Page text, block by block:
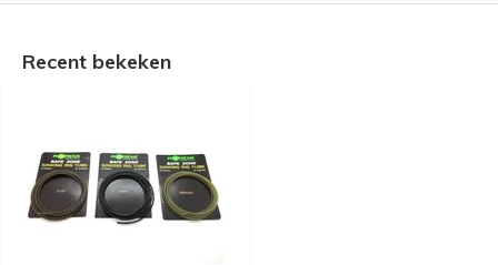
Recent bekeken